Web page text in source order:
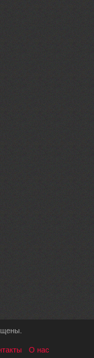
О нас